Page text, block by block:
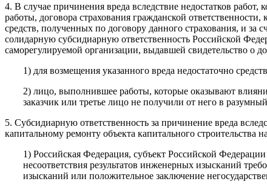
4. В случае причинения вреда вследствие недостатков
работы, договора страхования гражданской
средств, полученных по договору данного страхования, и
солидарную субсидиарную ответственность Российской
саморегулируемой организации, выдавшей свидетельство о
1) для возмещения указанного вреда недостаточно
2) лицо, выполнившее работы, которые оказывают
заказчик или третье лицо не получили от него в
5. Субсидиарную ответственность за причинение вреда
капитальному ремонту объекта капитального
1) Российская Федерация, субъект Российской
несоответствия результатов инженерных изысканий
изысканий или положительное заключение